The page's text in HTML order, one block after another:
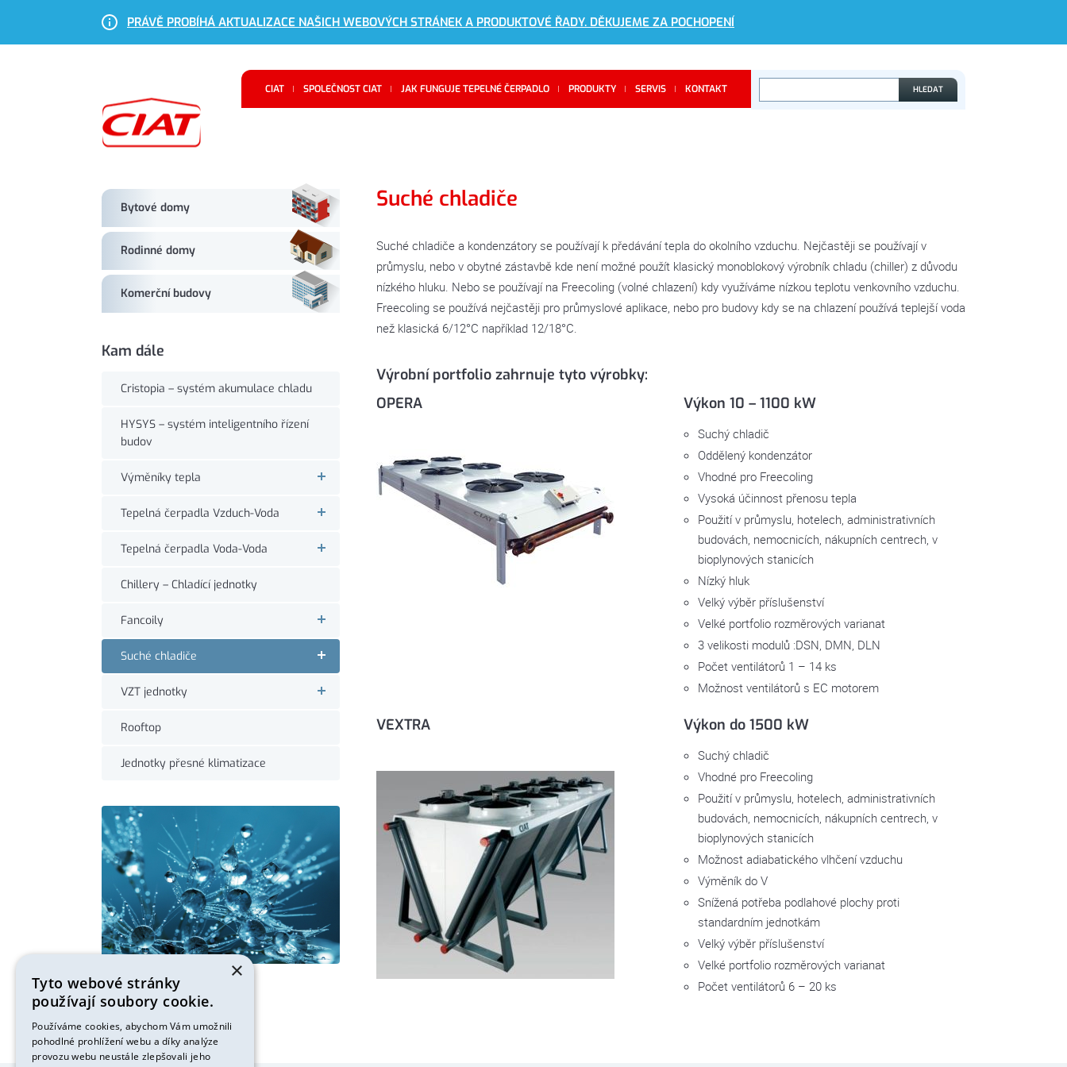
PRÁVĚ PROBÍHÁ AKTUALIZACE NAŠICH WEBOVÝCH STRÁNEK A PRODUKTOVÉ ŘADY. DĚKUJEME ZA POCHOPENÍ
Navigace
CIAT SPOLEČNOST CIAT JAK FUNGUJE TEPELNÉ ČERPADLO PRODUKTY SERVIS KONTAKT
Suché chladiče
Suché chladiče a kondenzátory se používají k předávání tepla do okolního vzduchu. Nejčastěji se používají v
průmyslu, nebo v obytné zástavbě kde není možné použít klasický monoblokový výrobník chladu (chiller) z důvodu
nízkého hluku. Nebo se používají na Freecoling (volné chlazení) kdy využíváme nízkou teplotu venkovního vzduchu.
Freecoling se používá nejčastěji pro průmyslové aplikace, nebo pro budovy kdy se na chlazení používá teplejší voda
než klasická 6/12°C například 12/18°C.
Výrobní portfolio zahrnuje tyto výrobky:
OPERA Výkon 10 – 1100 kW
Suchý chladič
Oddělený kondenzátor
Vhodné pro Freecoling
Vysoká účinnost přenosu tepla
Použití v průmyslu, hotelech, administrativních
budovách, nemocnicích, nákupních centrech, v
bioplynových stanicích
Nízký hluk
Velký výběr příslušenství
Velké portfolio rozměrových varianat
3 velikosti modulů :DSN, DMN, DLN
Počet ventilátorů 1 – 14 ks
Možnost ventilátorů s EC motorem
VEXTRA Výkon do 1500 kW
Suchý chladič
Vhodné pro Freecoling
Použití v průmyslu, hotelech, administrativních
budovách, nemocnicích, nákupních centrech, v
bioplynových stanicích
Možnost adiabatického vlhčení vzduchu
Výměník do V
Snížená potřeba podlahové plochy proti
standardním jednotkám
Velký výběr příslušenství
Velké portfolio rozměrových varianat
Počet ventilátorů 6 – 20 ks
Bytové domy
Rodinné domy
Komerční budovy
Kam dále
Cristopia – systém akumulace chladu
HYSYS – systém inteligentního řízení
budov
Výměníky tepla
Tepelná čerpadla Vzduch-Voda
Tepelná čerpadla Voda-Voda
Chillery – Chladící jednotky
Fancoily
Suché chladiče
VZT jednotky
Rooftop
Jednotky přesné klimatizace
×
Tyto webové stránky
používají soubory cookie.
Používáme cookies, abychom Vám umožnili
pohodlné prohlížení webu a díky analýze
provozu webu neustále zlepšovali jeho